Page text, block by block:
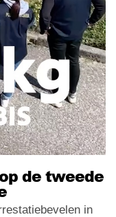
de tweede
in